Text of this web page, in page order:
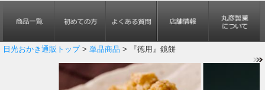
日光おかき通販トップ> 単品商品 > 『徳用』鏡餅